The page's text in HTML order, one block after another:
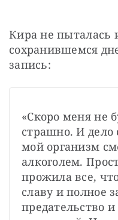
Кира не пыталась
сохранившемся
запись:
«Скоро меня не
страшно. И дело
мой организм
алкоголем.
прожила все,
славу и полное
предательство